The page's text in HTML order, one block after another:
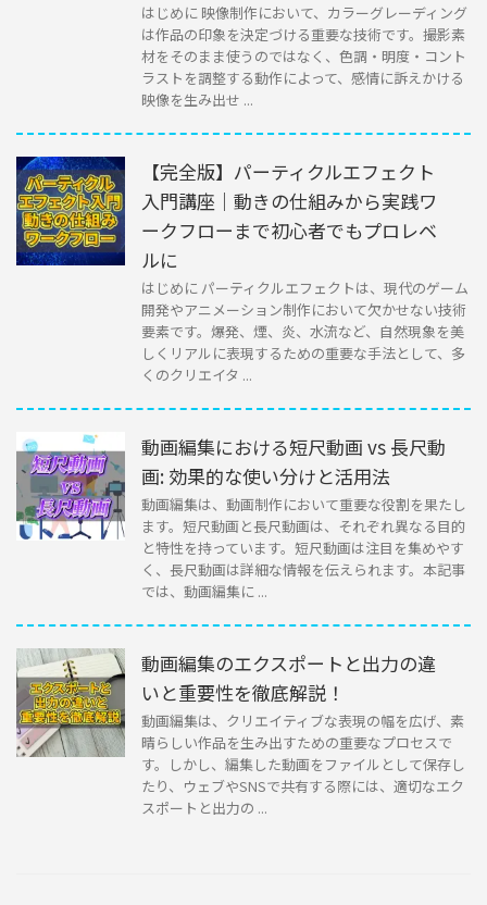
はじめに 映像制作において、カラーグレーディング
は作品の印象を決定づける重要な技術です。撮影素
材をそのまま使うのではなく、色調・明度・コント
ラストを調整する動作によって、感情に訴えかける
映像を生み出せ ...
【完全版】パーティクルエフェクト
入門講座｜動きの仕組みから実践ワ
ークフローまで初心者でもプロレベ
ルに
はじめに パーティクルエフェクトは、現代のゲーム
開発やアニメーション制作において欠かせない技術
要素です。爆発、煙、炎、水流など、自然現象を美
しくリアルに表現するための重要な手法として、多
くのクリエイタ ...
動画編集における短尺動画 vs 長尺動
画: 効果的な使い分けと活用法
動画編集は、動画制作において重要な役割を果たし
ます。短尺動画と長尺動画は、それぞれ異なる目的
と特性を持っています。短尺動画は注目を集めやす
く、長尺動画は詳細な情報を伝えられます。本記事
では、動画編集に ...
動画編集のエクスポートと出力の違
いと重要性を徹底解説！
動画編集は、クリエイティブな表現の幅を広げ、素
晴らしい作品を生み出すための重要なプロセスで
す。しかし、編集した動画をファイルとして保存し
たり、ウェブやSNSで共有する際には、適切なエク
スポートと出力の ...